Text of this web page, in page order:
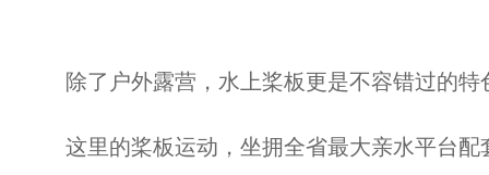
除了户外露营，水上桨板更是不容错过的特
这里的桨板运动，坐拥全省最大亲水平台配